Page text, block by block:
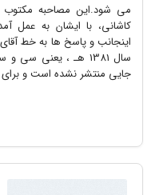
می شود.این مصاحبه مکتوب
کاشانی، با ایشان به عمل
اینجانب و پاسخ ها به خط
سال 1381 هـ ، یعنی سی
جایی منتشر نشده است و برای